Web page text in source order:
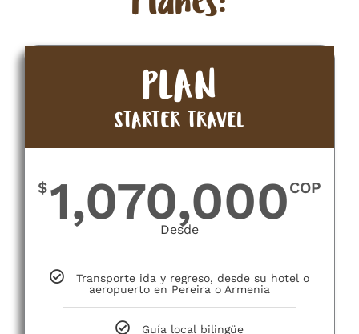
PLAN
STARTER TRAVEL
$1,070,000COP
Desde
Transporte ida y regreso, desde su hotel o
aeropuerto en Pereira o Armenia
Guía local bilingüe